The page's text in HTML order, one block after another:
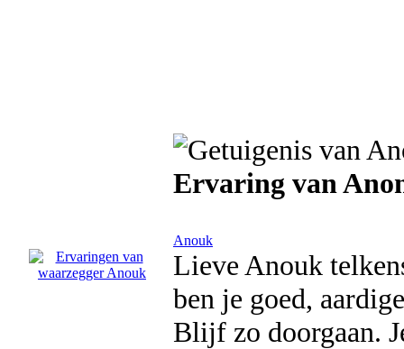
Ervaring van
Anouk
Lieve Anouk
ben je goed,
Blijf zo doorgaan.